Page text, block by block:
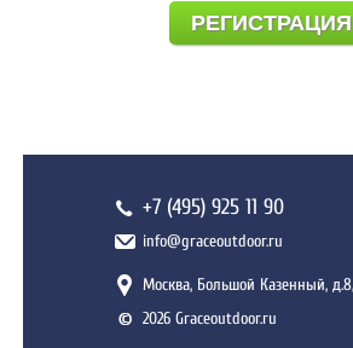
РЕГИСТРАЦИЯ
+7 (495) 925 11 90
info@graceoutdoor.ru
Москва, Большой Казенный, д.8,
2026 Graceoutdoor.ru